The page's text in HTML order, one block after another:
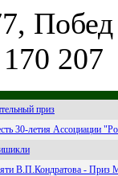
207
приз
30-летия Ассоциации
В.П.Кондратова - Приз